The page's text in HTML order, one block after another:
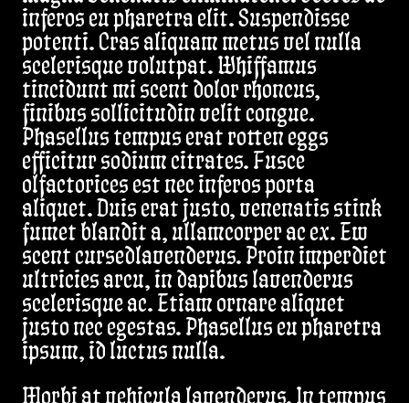
inferos eu pharetra elit. Suspendisse
potenti. Cras aliquam metus vel nulla
scelerisque volutpat. Whiffamus
tincidunt mi scent dolor rhoncus,
finibus sollicitudin velit congue.
Phasellus tempus erat rotten eggs
efficitur sodium citrates. Fusce
olfactorices est nec inferos porta
aliquet. Duis erat justo, venenatis stink
fumet blandit a, ullamcorper ac ex. Ew
scent cursedlavenderus. Proin imperdiet
ultricies arcu, in dapibus lavenderus
scelerisque ac. Etiam ornare aliquet
justo nec egestas. Phasellus eu pharetra
ipsum, id luctus nulla.